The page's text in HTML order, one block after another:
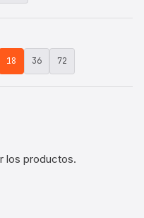
18 36 72
los productos.